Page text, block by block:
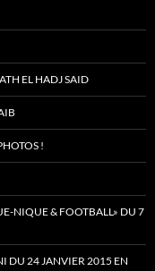
EL HADJ SAID
!
NIQUE & FOOTBALL» DU 7
DU 24 JANVIER 2015 EN